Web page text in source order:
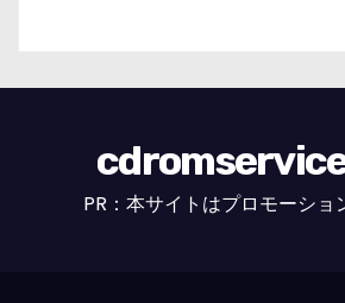
PR：本サイトはプロモーショ